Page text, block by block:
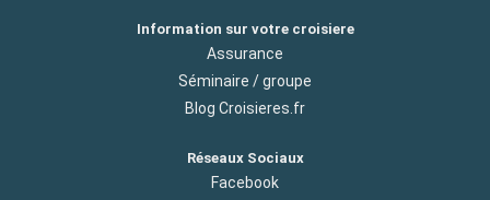
Information sur votre croisiere
Assurance
Séminaire / groupe
Blog Croisieres.fr
Réseaux Sociaux
Facebook